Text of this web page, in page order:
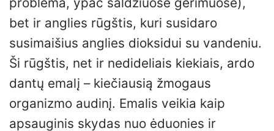
bet ir anglies rūgštis, kuri susidaro
susimaišius anglies dioksidui su vandeniu.
Ši rūgštis, net ir nedideliais kiekiais, ardo
dantų emalį – kiečiausią žmogaus
organizmo audinį. Emalis veikia kaip
apsauginis skydas nuo ėduonies ir